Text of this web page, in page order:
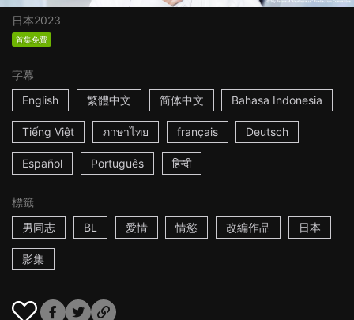
日本2023
首集免費
字幕
English
繁體中文 简体中文 Bahasa Indonesia
Tiếng Việt ภาษาไทย français Deutsch
Español Português हिन्दी
標籤
男同志
BL 愛情 情慾 改編作品 日本
影集